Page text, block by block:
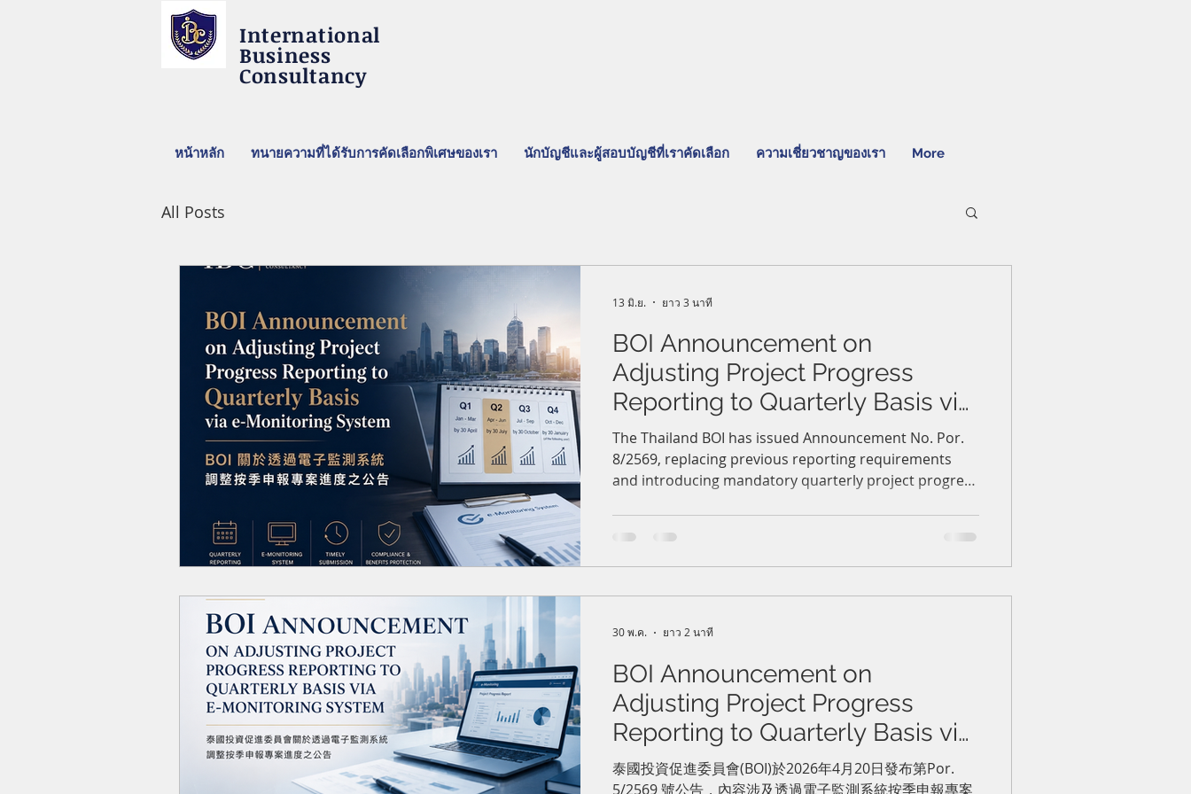
International
Business
Consultancy
หน้าหลัก ทนายความที่ได้รับการคัดเลือกพิเศษของเรา นักบัญชีและผู้สอบบัญชีที่เราคัดเลือก ความเชี่ยวชาญของเรา More
All Posts
BOI Announcement on
Adjusting Project Progress
Reporting to Quarterly Basis via
e-Monitoring SystemBOI 關於透
過電子監測系統調整按季申報專
The Thailand BOI has issued Announcement No. Por.
8/2569, replacing previous reporting requirements
and introducing mandatory quarterly project progress
deadlines to avoid suspension or revocation of
investment privileges.
13 มิ.ย. ยาว 3 นาที
BOI Announcement on
Adjusting Project Progress
Reporting to Quarterly Basis via
e-Monitoring System泰國投資促
泰國投資促進委員會(BOI)於2026年4月20日發布第Por.
5/2569 號公告，內容涉及透過電子監測系統按季申報專案
30 พ.ค. ยาว 2 นาที